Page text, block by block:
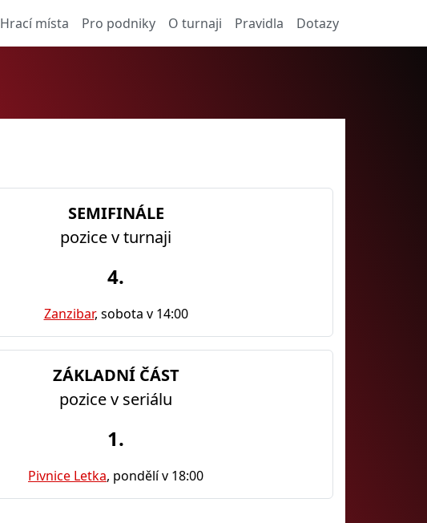
Hrací místa Pro podniky O turnaji Pravidla Dotazy
SEMIFINÁLE
pozice v turnaji
4.
Zanzibar, sobota v 14:00
ZÁKLADNÍ ČÁST
pozice v seriálu
1.
Pivnice Letka, pondělí v 18:00